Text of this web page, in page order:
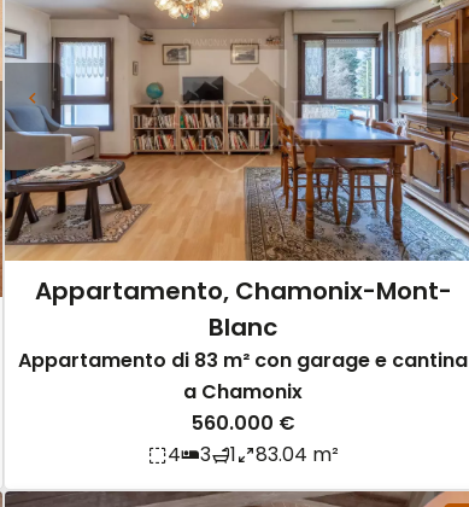
Appartamento, Chamonix-Mont-
Blanc
Appartamento di 83 m² con garage e cantina
a Chamonix
560.000 €
4
3 1 83.04 m²